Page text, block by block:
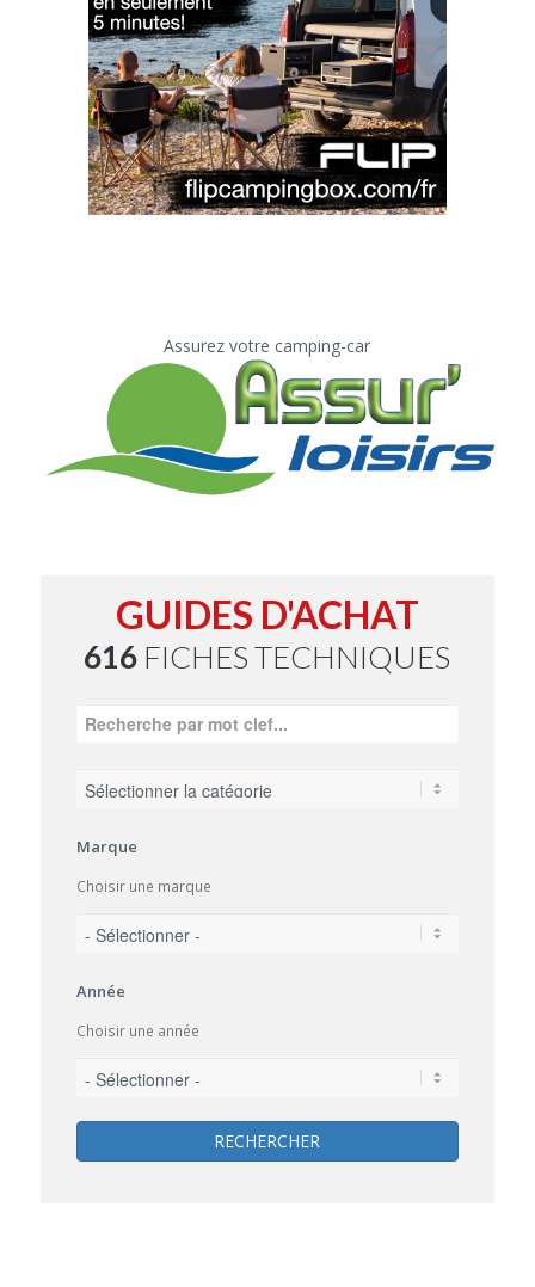
Assurez votre camping-car
GUIDES D'ACHAT
616 FICHES TECHNIQUES
Marque
Choisir une marque
Année
Choisir une année
RECHERCHER